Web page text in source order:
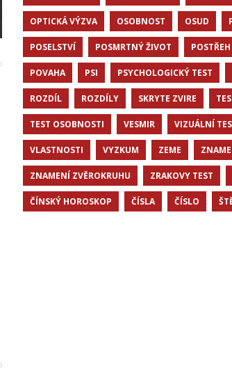
OPTICKÁ VÝZVA OSOBNOST OSUD
POSELSTVÍ POSMRTNÝ ŽIVOT POSTŘEH
POVAHA PSI PSYCHOLOGICKÝ TEST
ROZDÍL ROZDÍLY SKRYTE ZVIRE
TEST OSOBNOSTI VESMIR VIZUÁLNÍ
VLASTNOSTI VYZKUM ZEME
ZNAMENÍ ZVĚROKRUHU ZRAKOVY TEST
ČÍNSKÝ HOROSKOP ČÍSLA ČÍSLO